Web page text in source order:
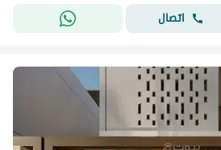
اتصال